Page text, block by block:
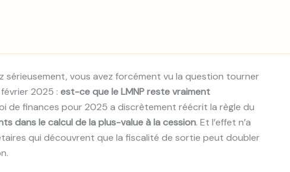
sérieusement, vous avez forcément vu la question tourner
2025 : est-ce que le LMNP reste vraiment
de finances pour 2025 a discrètement réécrit la règle du
dans le calcul de la plus-value à la cession. Et l’effet n’a
qui découvrent que la fiscalité de sortie peut doubler